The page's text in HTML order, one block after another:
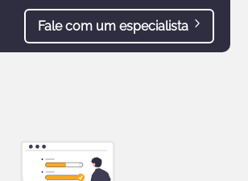
Fale com um especialista5